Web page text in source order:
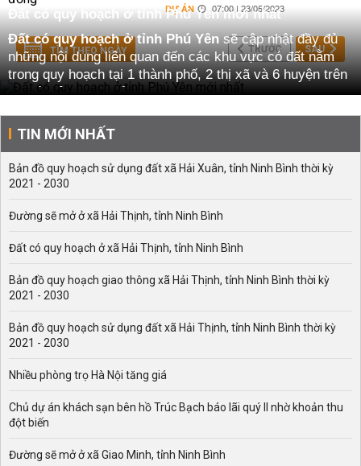
DỰ ÁN 07:00 | 23/05/2023
TÌM THEO NGÀY TRƯỚC SAU
Đất có quy hoạch ở tỉnh Phú Yên mới nhất
Đất có quy hoạch ở tỉnh Phú Yênsẽ cập nhật đầy đủ
những nội dung liên quan đến các khu vực có đất nằm
trong quy hoạch tại 1 thành phố, 2 thị xã và 6 huyện trên
địa bàn tỉnh. Cụ thể:
Gồm, 6 huyện là: Đất có quy hoạch ở huyện Đồng Xuân,
Phú Hòa, Sơn Hòa, Sông Hinh, Tây Hòa, Tuy An.
Tại 2 thị xã: Đất có quy hoạch ở thị xã Đông Hòa, Sông
Cầu.
cung cấp những thông tin đáng chú ý sau đây:
- Các khu đất có quy hoạch ở tỉnh Phú Yên theo bản đồ
sử dụng đất.
Yên.
hiện bản đồ trên ứng dụng Thông tin quy hoạch xây dựng
Trên địa bàn tỉnh Phú Yên hiện có nhiều khu đất có quy
yếu là các loại đất được quy hoạch có mục đích sử dụng
TIN MỚI NHẤT
Bản đồ quy hoạch sử dụng đất xã Hải Xuân, tỉnh Ninh Bình thời kỳ
2021 - 2030
Đường sẽ mở ở xã Hải Thịnh, tỉnh Ninh Bình
Đất có quy hoạch ở xã Hải Thịnh, tỉnh Ninh Bình
Bản đồ quy hoạch giao thông xã Hải Thịnh, tỉnh Ninh Bình thời kỳ
2021 - 2030
Bản đồ quy hoạch sử dụng đất xã Hải Thịnh, tỉnh Ninh Bình thời kỳ
2021 - 2030
Nhiều phòng trọ Hà Nội tăng giá
Chủ dự án khách sạn bên hồ Trúc Bạch báo lãi quý II nhờ khoản thu
đột biến
Đường sẽ mở ở xã Giao Minh, tỉnh Ninh Bình